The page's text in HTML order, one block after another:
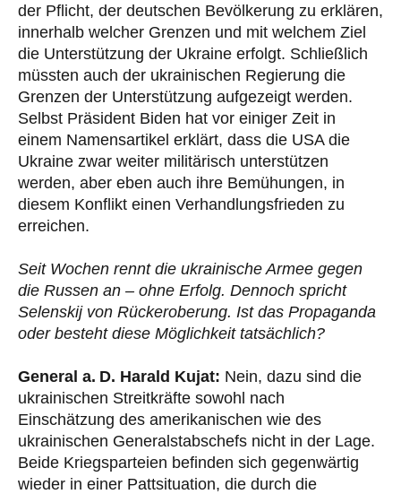
der Pflicht, der deutschen Bevölkerung zu erklären,
innerhalb welcher Grenzen und mit welchem Ziel
die Unterstützung der Ukraine erfolgt. Schließlich
müssten auch der ukrainischen Regierung die
Grenzen der Unterstützung aufgezeigt werden.
Selbst Präsident Biden hat vor einiger Zeit in
einem Namensartikel erklärt, dass die USA die
Ukraine zwar weiter militärisch unterstützen
werden, aber eben auch ihre Bemühungen, in
diesem Konflikt einen Verhandlungsfrieden zu
erreichen.
Seit Wochen rennt die ukrainische Armee gegen
die Russen an – ohne Erfolg. Dennoch spricht
Selenskij von Rückeroberung. Ist das Propaganda
oder besteht diese Möglichkeit tatsächlich?
General a. D. Harald Kujat: Nein, dazu sind die
ukrainischen Streitkräfte sowohl nach
Einschätzung des amerikanischen wie des
ukrainischen Generalstabschefs nicht in der Lage.
Beide Kriegsparteien befinden sich gegenwärtig
wieder in einer Pattsituation, die durch die